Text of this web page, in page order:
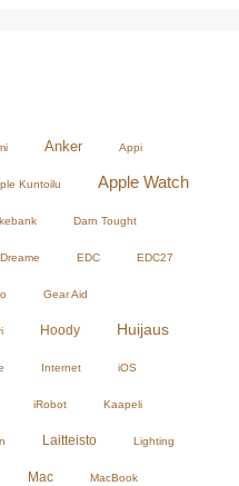
Anker Appi
Kuntoilu Apple Watch
Darn Tought
Dreame EDC EDC27
Gear Aid
Hoody Huijaus
Internet iOS
iRobot Kaapeli
Laitteisto Lighting
Mac MacBook